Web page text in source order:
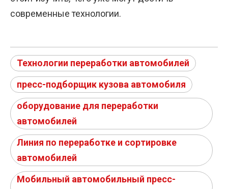
современные технологии.
Технологии переработки автомобилей
пресс-подборщик кузова автомобиля
оборудование для переработки
автомобилей
Линия по переработке и сортировке
автомобилей
Мобильный автомобильный пресс-